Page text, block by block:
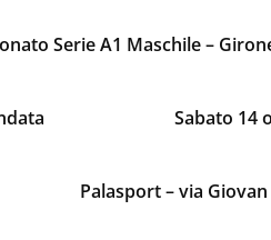
Serie A1 Maschile –
Sabato 14
Palasport – via